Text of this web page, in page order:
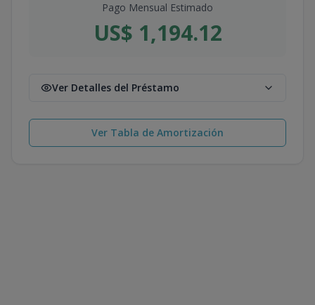
Pago Mensual Estimado
US$ 1,194.12
Ver Detalles del Préstamo
Ver Tabla de Amortización